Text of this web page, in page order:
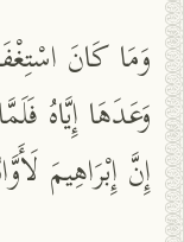
وَمَا كَانَ
وَعَدَهَا إِيَّاهُ
إِنَّ إِبْرَاهِيمَ